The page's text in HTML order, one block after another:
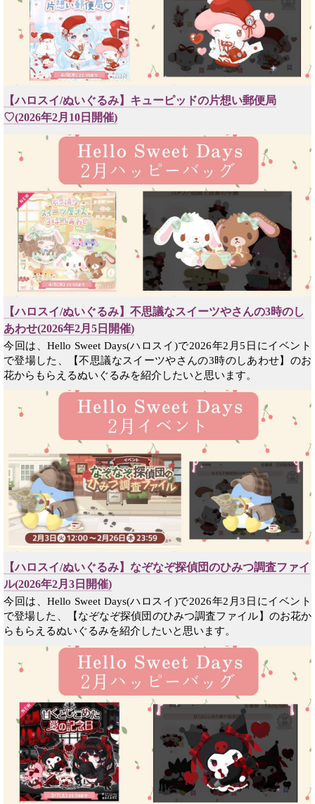
【ハロスイ/ぬいぐるみ】キューピッドの片想い郵便局
♡(2026年2月10日開催)
【ハロスイ/ぬいぐるみ】不思議なスイーツやさんの3時のし
あわせ(2026年2月5日開催)
今回は、Hello Sweet Days(ハロスイ)で2026年2月5日にイベント
で登場した、【不思議なスイーツやさんの3時のしあわせ】のお
花からもらえるぬいぐるみを紹介したいと思います。
【ハロスイ/ぬいぐるみ】なぞなぞ探偵団のひみつ調査ファイ
ル(2026年2月3日開催)
今回は、Hello Sweet Days(ハロスイ)で2026年2月3日にイベント
で登場した、【なぞなぞ探偵団のひみつ調査ファイル】のお花か
らもらえるぬいぐるみを紹介したいと思います。